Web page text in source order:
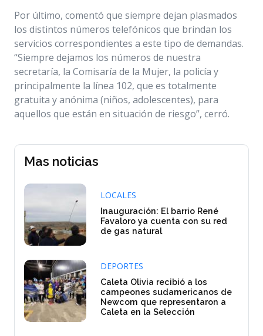
Por último, comentó que siempre dejan plasmados
los distintos números telefónicos que brindan los
servicios correspondientes a este tipo de demandas.
“Siempre dejamos los números de nuestra
secretaría, la Comisaría de la Mujer, la policía y
principalmente la línea 102, que es totalmente
gratuita y anónima (niños, adolescentes), para
aquellos que están en situación de riesgo”, cerró.
Mas noticias
LOCALES
Inauguración: El barrio René
Favaloro ya cuenta con su red
de gas natural
DEPORTES
Caleta Olivia recibió a los
campeones sudamericanos de
Newcom que representaron a
Caleta en la Selección